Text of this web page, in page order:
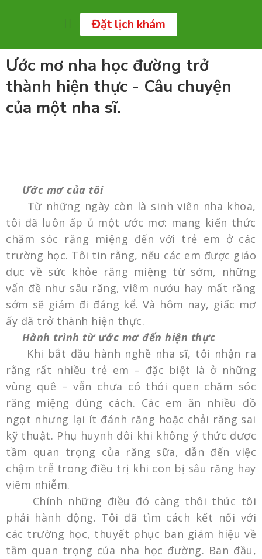
Đặt lịch khám
Ước mơ nha học đường trở
thành hiện thực - Câu chuyện
của một nha sĩ.
Ước mơ của tôi
Từ những ngày còn là sinh viên nha khoa,
tôi đã luôn ấp ủ một ước mơ: mang kiến thức
chăm sóc răng miệng đến với trẻ em ở các
trường học. Tôi tin rằng, nếu các em được giáo
dục về sức khỏe răng miệng từ sớm, những
vấn đề như sâu răng, viêm nướu hay mất răng
sớm sẽ giảm đi đáng kể. Và hôm nay, giấc mơ
ấy đã trở thành hiện thực.
Hành trình từ ước mơ đến hiện thực
Khi bắt đầu hành nghề nha sĩ, tôi nhận ra
rằng rất nhiều trẻ em – đặc biệt là ở những
vùng quê – vẫn chưa có thói quen chăm sóc
răng miệng đúng cách. Các em ăn nhiều đồ
ngọt nhưng lại ít đánh răng hoặc chải răng sai
kỹ thuật. Phụ huynh đôi khi không ý thức được
tầm quan trọng của răng sữa, dẫn đến việc
chậm trễ trong điều trị khi con bị sâu răng hay
viêm nhiễm.
Chính những điều đó càng thôi thúc tôi
phải hành động. Tôi đã tìm cách kết nối với
các trường học, thuyết phục ban giám hiệu về
tầm quan trọng của nha học đường. Ban đầu,